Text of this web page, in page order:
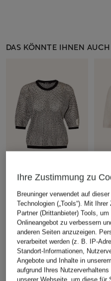
DAS KÖNNTE IHNEN
MARC AUREL
Pullover mit Glitzergan
49,99 €
Bestpreis:42,49 €
Ursprünglich:99,95 €
Ihre Zustimmung zu
Breuninger verwendet auf
Technologien („Tools“). Mit
Partner (Drittanbieter) Tools,
Onlineangebot zu verbessern
anderen Seiten anzuzeigen.
verarbeitet werden (z. B. IP-
Standort-Informationen,
Angebote und Inhalte in
aufgrund Ihres
unserer Webseite, um diese für